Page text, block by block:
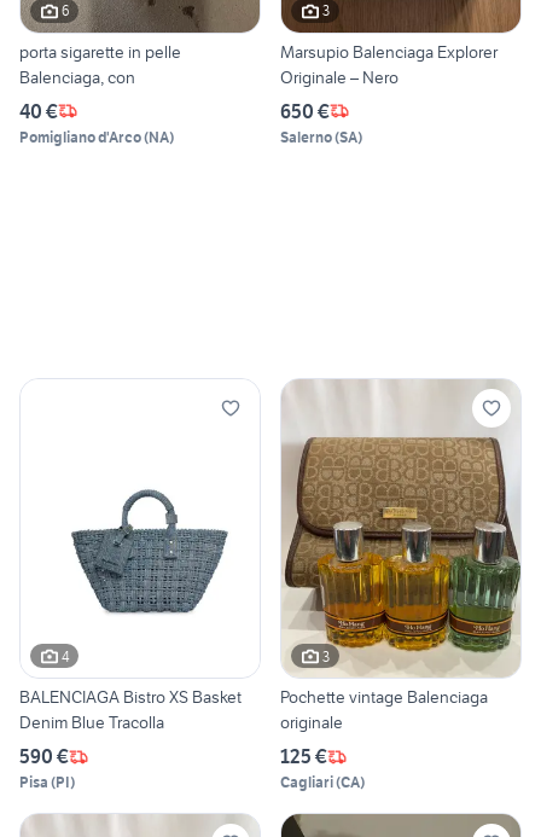
6
porta sigarette in pelle
Balenciaga, con
40 €
Pomigliano d'Arco(NA)
3
Marsupio Balenciaga Explorer
Originale – Nero
650 €
Salerno(SA)
4
BALENCIAGA Bistro XS Basket
Denim Blue Tracolla
590 €
Pisa (PI)
3
Pochette vintage Balenciaga
originale
125 €
Cagliari(CA)